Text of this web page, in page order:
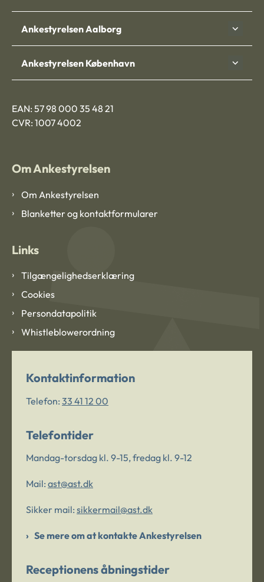
Ankestyrelsen Aalborg
Ankestyrelsen København
EAN: 57 98 000 35 48 21
CVR: 1007 4002
Om Ankestyrelsen
Om Ankestyrelsen
Blanketter og kontaktformularer
Links
Tilgængelighedserklæring
Cookies
Persondatapolitik
Whistleblowerordning
Kontaktinformation
Telefon: 33 41 12 00
Telefontider
Mandag-torsdag kl. 9-15, fredag kl. 9-12
Mail: ast@ast.dk
Sikker mail: sikkermail@ast.dk
Se mere om at kontakte Ankestyrelsen
Receptionens åbningstider